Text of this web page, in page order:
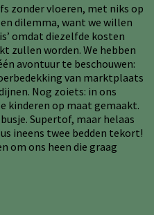
zonder vloeren, met niks op
dilemma, want we willen
omdat diezelfde kosten
zullen worden. We hebben
avontuur te beschouwen:
van marktplaats
Nog zoiets: in ons
kinderen op maat gemaakt.
Supertof, maar helaas
ineens twee bedden tekort!
om ons heen die graag